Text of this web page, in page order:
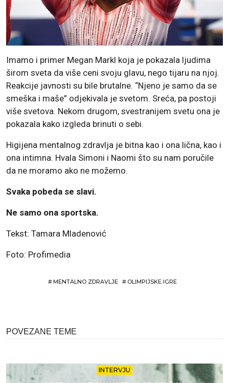
Imamo i primer Megan Markl koja je pokazala ljudima
širom sveta da više ceni svoju glavu, nego tijaru na njoj.
Reakcije javnosti su bile brutalne. “Njeno je samo da se
smeška i maše” odjekivala je svetom. Sreća, pa postoji
više svetova. Nekom drugom, svestranijem svetu ona je
pokazala kako izgleda brinuti o sebi.
Higijena mentalnog zdravlja je bitna kao i ona lična, kao i
ona intimna. Hvala Simoni i Naomi što su nam poručile
da ne moramo ako ne možemo.
Svaka pobeda se slavi.
Ne samo ona sportska.
Tekst: Tamara Mladenović
Foto: Profimedia
#MENTALNO ZDRAVLJE # OLIMPIJSKE IGRE
POVEZANE TEME
INTERVJU